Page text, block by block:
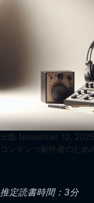
出版 November 12, 2025
コンテンツ制作者のため
推定読書時間：3分